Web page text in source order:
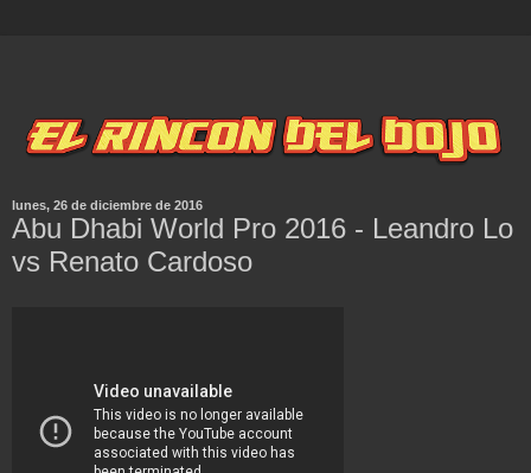
lunes, 26 de diciembre de 2016
Abu Dhabi World Pro 2016 - Leandro Lo
vs Renato Cardoso